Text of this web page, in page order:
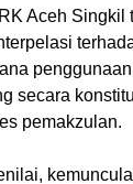
Aceh Singkil
secara
pemakzulan.